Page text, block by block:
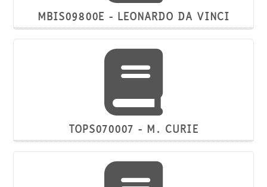
MBIS09800E - LEONARDO DA VINCI
TOPS070007 - M. CURIE